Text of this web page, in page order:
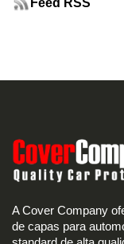
A Cover Company
de capas para